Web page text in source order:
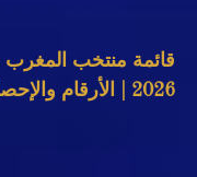
قائمة منتخب المغرب
2026 | الأرقام والإحصائيات والقيمة...